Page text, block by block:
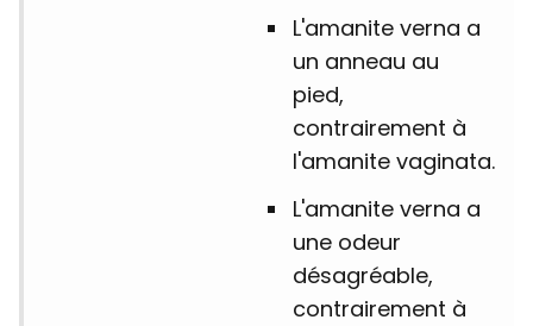
L'amanite verna a
un anneau au
pied,
contrairement à
l'amanite vaginata.
L'amanite verna a
une odeur
désagréable,
contrairement à